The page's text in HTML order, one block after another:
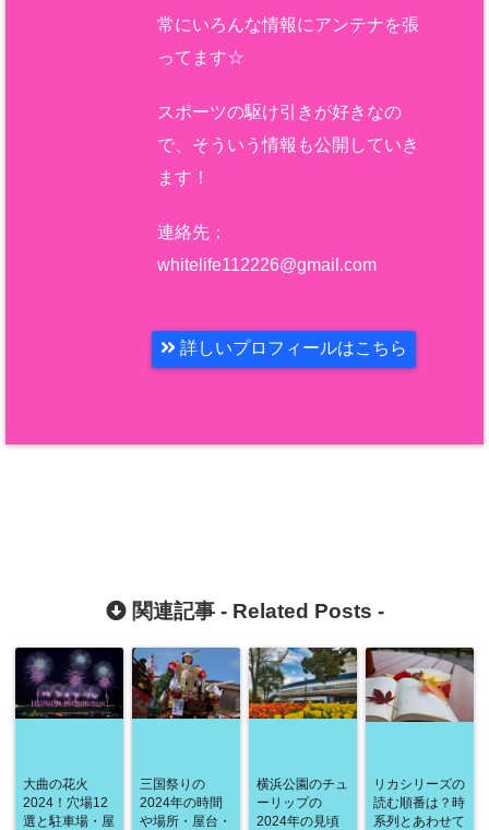
常にいろんな情報にアンテナを張
ってます☆
スポーツの駆け引きが好きなの
で、そういう情報も公開していき
ます！
連絡先：
whitelife112226@gmail.com
詳しいプロフィールはこちら
関連記事 - Related Posts -
大曲の花火
2024！穴場12
選と駐車場・屋
三国祭りの
2024年の時間
や場所・屋台・
横浜公園のチュ
ーリップの
2024年の見頃
リカシリーズの
読む順番は？時
系列とあわせて